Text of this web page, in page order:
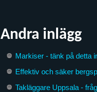
Andra inlägg
Markiser - tänk på detta
Effektiv och säker
Takläggare Uppsala -